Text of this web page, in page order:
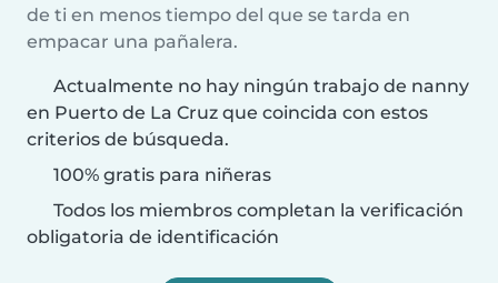
de ti en menos tiempo del que se tarda en
empacar una pañalera.
Actualmente no hay ningún trabajo de nanny
en Puerto de La Cruz que coincida con estos
criterios de búsqueda.
100% gratis para niñeras
Todos los miembros completan la verificación
obligatoria de identificación